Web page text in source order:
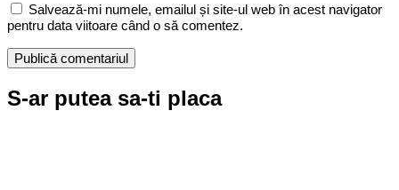
Salvează-mi numele, emailul și site-ul web în acest navigator
pentru data viitoare când o să comentez.
S-ar putea sa-ti placa